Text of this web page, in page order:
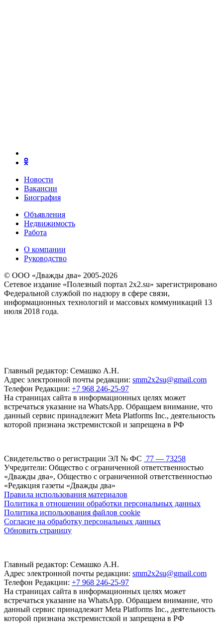
Новости
Вакансии
Биография
Объявления
Недвижимость
Работа
О компании
Руководство
© ООО «Дважды два» 2005-2026
Сетевое издание «Полезный портал 2x2.su» зарегистрировано
Федеральной службой по надзору в сфере связи,
информационных технологий и массовых коммуникаций 13
июля 2018 года.
Главный редактор: Семашко А.Н.
Адрес электронной почты редакции: smm2x2su@gmail.com
Телефон Редакции: +7 968 246-25-97
На страницах сайта в информационных целях может
встречаться указание на WhatsApp. Обращаем внимание, что
данный сервис принадлежит Meta Platforms Inc., деятельность
которой признана экстремистской и запрещена в РФ
Свидетельство о регистрации ЭЛ № ФС 77 — 73258
Учредители: Общество с ограниченной ответственностью
«Дважды два», Общество с ограниченной ответственностью
«Редакция газеты «Дважды два»
Правила использования материалов
Политика в отношении обработки персональных данных
Политика использования файлов cookie
Согласие на обработку персональных данных
Обновить страницу
Главный редактор: Семашко А.Н.
Адрес электронной почты редакции: smm2x2su@gmail.com
Телефон Редакции: +7 968 246-25-97
На страницах сайта в информационных целях может
встречаться указание на WhatsApp. Обращаем внимание, что
данный сервис принадлежит Meta Platforms Inc., деятельность
которой признана экстремистской и запрещена в РФ